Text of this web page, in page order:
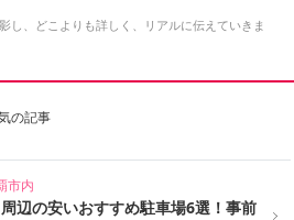
し、どこよりも詳しく、リアルに伝えていきま
の記事
市内
辺の安いおすすめ駐車場6選！事前